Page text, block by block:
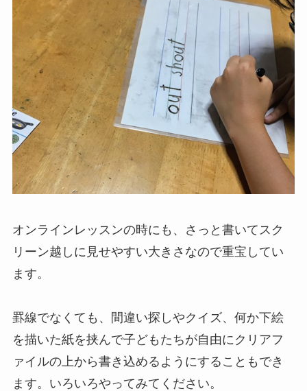
オンラインレッスンの時にも、さっと書いてスク
リーン越しに見せやすい大きさなので重宝してい
ます。
罫線でなくても、間違い探しやクイズ、何か下絵
を描いた紙を挟んで子どもたちが自由にクリアフ
ァイルの上から書き込めるようにすることもでき
ます。いろいろやってみてください。